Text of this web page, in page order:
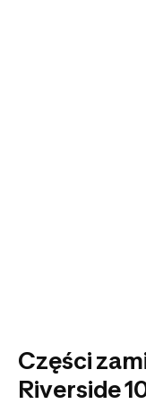
Części
Riverside